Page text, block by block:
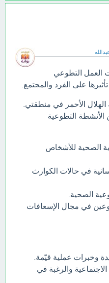
العمل التطوعي
على الفرد والمجتمع.
الأحمر في منطقتي.
التطوعية
الصحية للأشخاص
في حالات الكوارث
الصحية.
في مجال الإسعافات
وخبرات عملية قيّمة.
والرغبة في